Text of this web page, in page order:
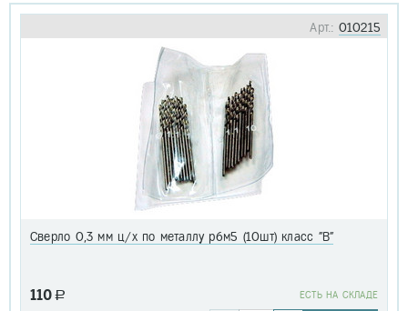
Арт.: 010215
Сверло 0,3 мм ц/х по металлу р6м5 (10шт) класс "В"
110 a EСТЬ НА СКЛАДЕ